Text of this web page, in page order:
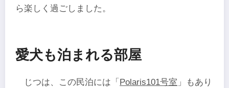
ら楽しく過ごしました。
愛犬も泊まれる部屋
じつは、この民泊には「 Polaris101号室 」もあり